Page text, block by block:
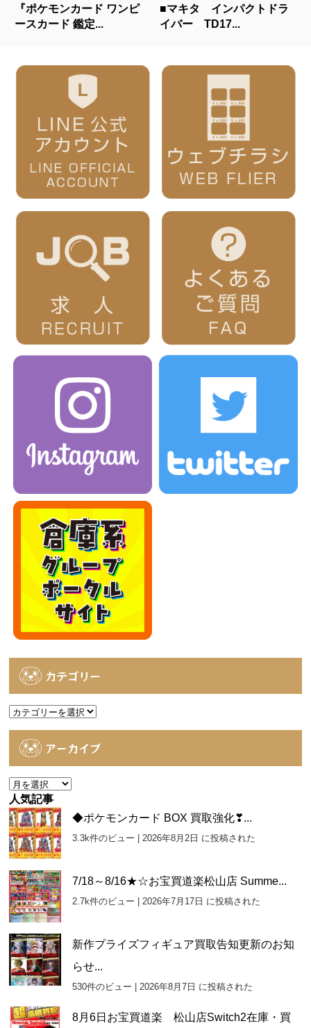
『ポケモンカード ワンピ
ースカード 鑑定...
■マキタ インパクトドラ
イバー TD17...
カテゴリー
カ
アーカイブ
ア
ー
カ
イ
ブ
人気記事
◆ポケモンカード BOX 買取強化❣...
3.3k件のビュー 2026年8月2日 に投稿された
7/18～8/16★☆お宝買道楽松山店 Summe...
2.7k件のビュー 2026年7月17日 に投稿された
新作プライズフィギュア買取告知更新のお知
らせ...
530件のビュー 2026年8月7日 に投稿された
8月6日お宝買道楽 松山店Switch2在庫・買